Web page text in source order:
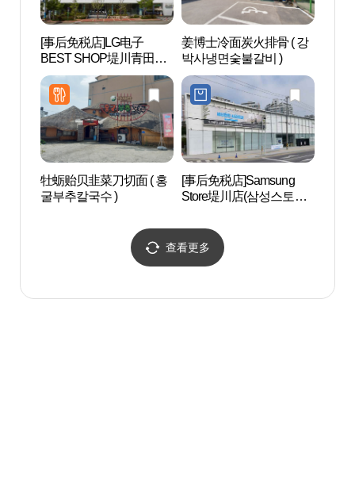
[事后免税店]LG电子
BEST SHOP堤川青田店
(LG전자 베스트샵 제천청
전점)
姜博士冷面炭火排骨 ( 강
박사냉면숯불갈비 )
牡蛎贻贝韭菜刀切面 ( 홍
굴부추칼국수 )
[事后免税店]Samsung
Store堤川店(삼성스토어
查看更多